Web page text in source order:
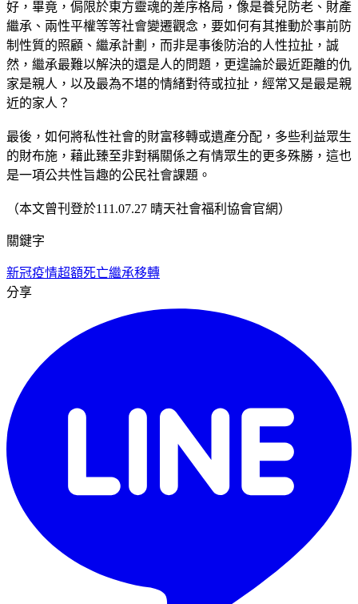
好，畢竟，侷限於東方靈魂的差序格局，像是養兒防老、財產
繼承、兩性平權等等社會變遷觀念，要如何有其推動於事前防
制性質的照顧、繼承計劃，而非是事後防治的人性拉扯，誠
然，繼承最難以解決的還是人的問題，更遑論於最近距離的仇
家是親人，以及最為不堪的情緒對待或拉扯，經常又是最是親
近的家人？
最後，如何將私性社會的財富移轉或遺產分配，多些利益眾生
的財布施，藉此臻至非對稱關係之有情眾生的更多殊勝，這也
是一項公共性旨趣的公民社會課題。
（本文曾刊登於111.07.27 晴天社會福利協會官網）
關鍵字
新冠疫情超額死亡繼承移轉
分享